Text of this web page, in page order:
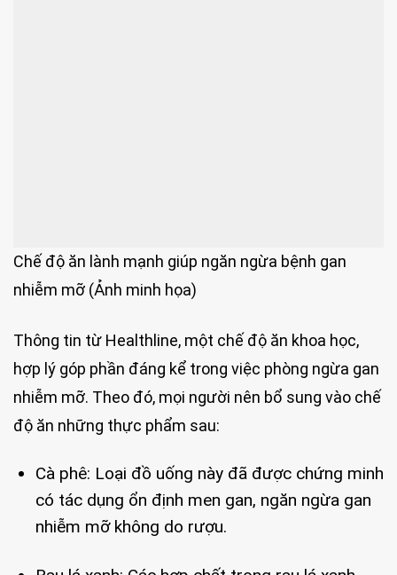
Chế độ ăn lành mạnh giúp ngăn ngừa bệnh gan
nhiễm mỡ (Ảnh minh họa)
Thông tin từ Healthline, một chế độ ăn khoa học,
hợp lý góp phần đáng kể trong việc phòng ngừa gan
nhiễm mỡ. Theo đó, mọi người nên bổ sung vào chế
độ ăn những thực phẩm sau:
Cà phê: Loại đồ uống này đã được chứng minh
có tác dụng ổn định men gan, ngăn ngừa gan
nhiễm mỡ không do rượu.